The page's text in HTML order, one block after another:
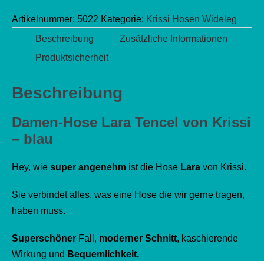
Menge
Artikelnummer: 5022 Kategorie: Krissi Hosen Wideleg
Beschreibung
Zusätzliche Informationen
Produktsicherheit
Beschreibung
Damen-Hose Lara Tencel von Krissi
– blau
Hey, wie super angenehm ist die Hose Lara von Krissi.
Sie verbindet alles, was eine Hose die wir gerne tragen,
haben muss.
Superschöner Fall, moderner Schnitt, kaschierende
Wirkung und Bequemlichkeit.